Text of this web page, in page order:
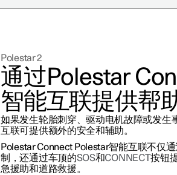
新闻
注册新闻简报
（在新窗口中打开）
Polestar 2
通过Polestar
智能互联提供帮
如果发生轮胎刺穿、驱动电机故障或发生
互联可提供额外的安全和辅助。
Polestar Connect Polestar智能互联不仅
制，还通过车顶的SOS和CONNECT按钮
急援助和道路救援。